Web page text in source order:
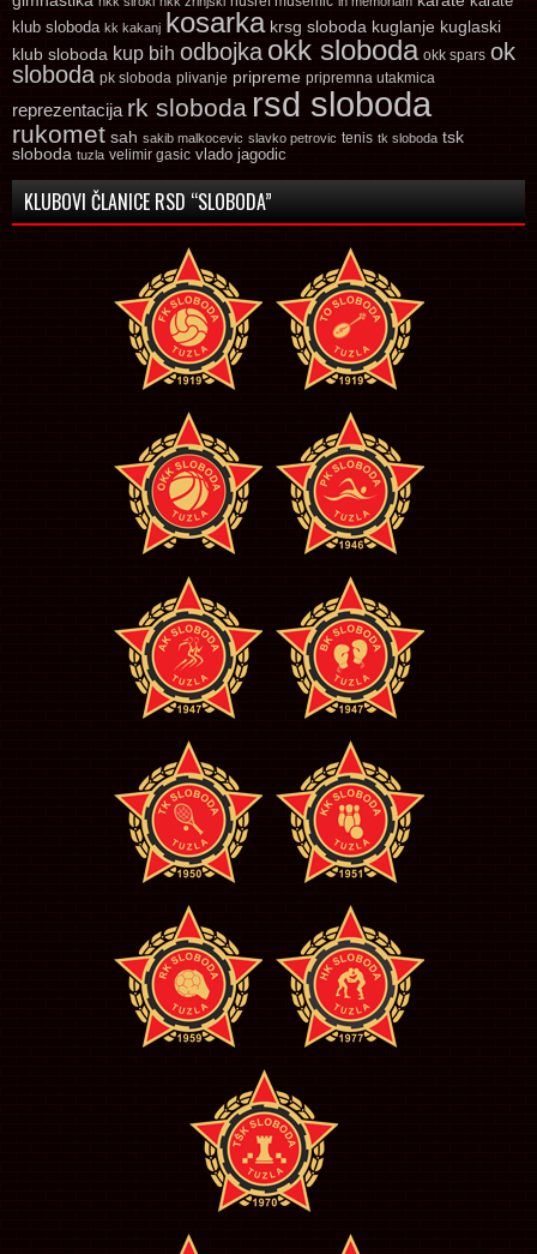
klub sloboda kk kakanj kosarka krsg sloboda kuglanje kuglaski
klub sloboda kup bih odbojka okk sloboda okk spars ok
sloboda pk sloboda plivanje pripreme pripremna utakmica
reprezentacija rk sloboda rsd sloboda
rukomet sah sakib malkocevic slavko petrovic tenis tk sloboda tsk
sloboda tuzla velimir gasic vlado jagodic
KLUBOVI ČLANICE RSD “SLOBODA”